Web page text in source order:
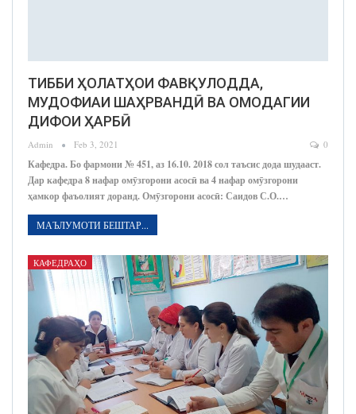
ТИББИ ҲОЛАТҲОИ ФАВҚУЛОДДА,
МУДОФИАИ ШАҲРВАНДӢ ВА ОМОДАГИИ
ДИФОИ ҲАРБӢ
Admin Feb 3, 2021 0
Кафедра. Бо фармони № 451, аз 16.10. 2018 сол таъсис дода шудааст.
Дар кафедра 8 нафар омӯзгорони асосӣ ва 4 нафар омӯзгорони
ҳамкор фаъолият доранд. Омӯзгорони асосӣ: Саидов С.О.…
МАЪЛУМОТИ БЕШТАР...
КАФЕДРАҲО